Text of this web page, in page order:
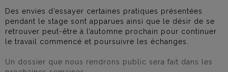
Des envies d’essayer certaines pratiques présentées
pendant le stage sont apparues ainsi que le désir de se
retrouver peut-être à l’automne prochain pour continuer
le travail commencé et poursuivre les échanges.
Un dossier que nous rendrons public sera fait dans les